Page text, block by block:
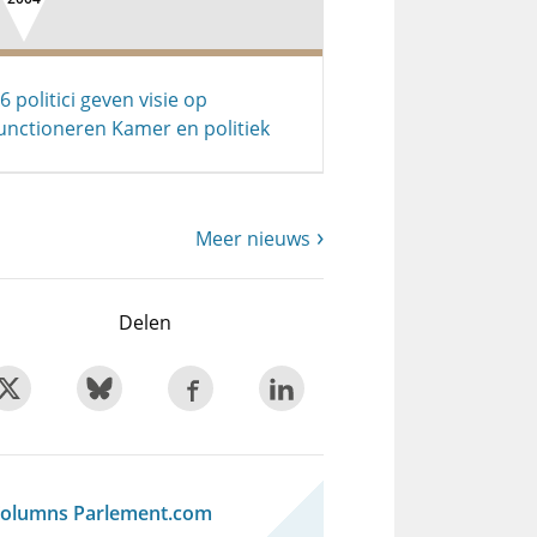
politici geven visie op
Kamer en politiek
Meer nieuws
Delen
Parlement.com